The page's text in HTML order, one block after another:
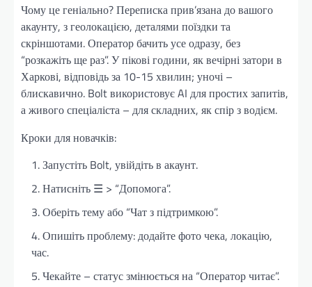
Чому це геніально? Переписка прив’язана до вашого
акаунту, з геолокацією, деталями поїздки та
скріншотами. Оператор бачить усе одразу, без
“розкажіть ще раз”. У пікові години, як вечірні затори в
Харкові, відповідь за 10-15 хвилин; уночі –
блискавично. Bolt використовує AI для простих запитів,
а живого спеціаліста – для складних, як спір з водієм.
Кроки для новачків:
Запустіть Bolt, увійдіть в акаунт.
Натисніть ☰ > “Допомога”.
Оберіть тему або “Чат з підтримкою”.
Опишіть проблему: додайте фото чека, локацію,
час.
Чекайте – статус змінюється на “Оператор читає”.